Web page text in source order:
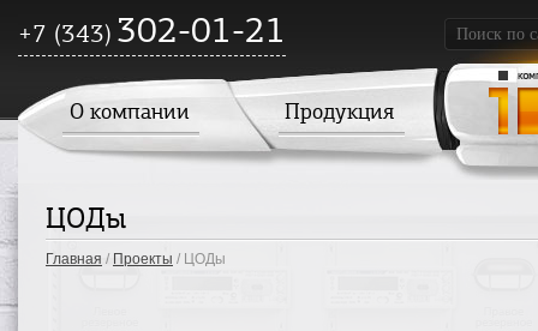
+7 (343) 302-01-21
О компании Продукция
ЦОДы
Главная / Проекты / ЦОДы